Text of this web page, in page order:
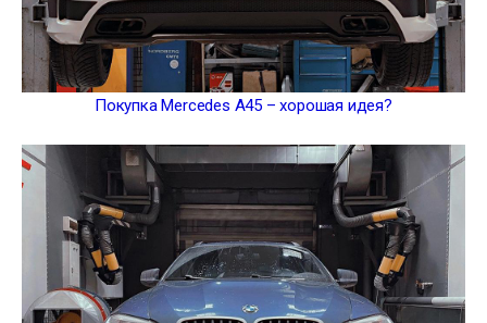
Покупка Mercedes A45 – хорошая идея?